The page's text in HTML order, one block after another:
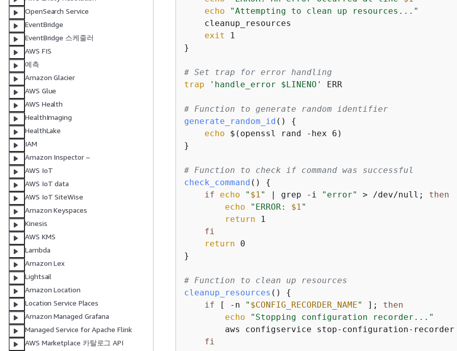
OpenSearch Service
EventBridge
EventBridge 스케줄러
AWS FIS
예측
Amazon Glacier
AWS Glue
AWS Health
HealthImaging
HealthLake
IAM
Amazon Inspector –
AWS IoT
AWS IoT data
AWS IoT SiteWise
Amazon Keyspaces
Kinesis
AWS KMS
Lambda
Amazon Lex
Lightsail
Amazon Location
Location Service Places
Amazon Managed Grafana
Managed Service for Apache Flink
AWS Marketplace 카탈로그 API
echo
"Attempting to clean up resources..."
    cleanup_resources
exit 1
}
# Set trap for error handling
trap
'handle_error $LINENO' ERR
# Function to generate random identifier
generate_random_id () {
echo $(openssl rand -hex 6)
}
# Function to check if command was successful
check_command () {
if
echo " $1" | grep -i "error" > /dev/null; then
echo
"ERROR: $1"
return 1
fi
return 0
}
# Function to clean up resources
cleanup_resources () {
if [ -n " $CONFIG_RECORDER_NAME" ]; then
echo
"Stopping configuration recorder..."
aws configservice stop-configuration-
fi